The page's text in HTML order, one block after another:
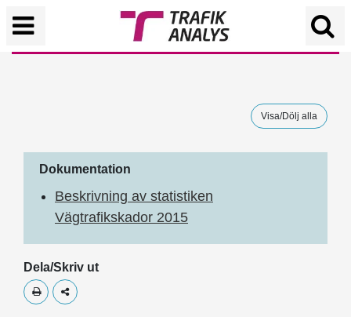
Visa/Dölj alla
Dokumentation
Beskrivning av statistiken
Vägtrafikskador 2015
Dela/Skriv ut
Skriv utDela